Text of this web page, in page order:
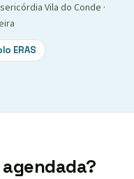
Vila do Conde ·
ERAS